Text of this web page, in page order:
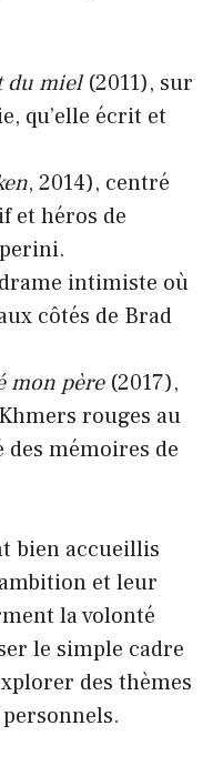
du miel(2011), sur
qu’elle écrit et
, 2014), centré
et héros de
intimiste où
côtés de Brad
mon père(2017),
rouges au
des mémoires de
bien accueillis
et leur
la volonté
le simple cadre
des thèmes